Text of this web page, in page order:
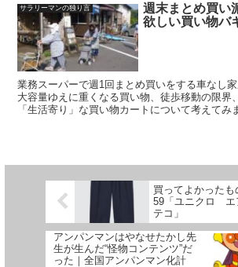
サラリーマンの独り言
週末まとめ買い
欲しい買い物バ
業務スーパーで週1回まとめ買いをする車なし家
大容量ゆえに重くなる買い物、徒歩移動の限界
「生活寄り」な買い物カートについて考えてみ
買ってよかったも
59「ユニクロ エ
テコ」
アンパンマンはやなせたかし先
生が生んだ“怪物コンテンツ”だ
った｜全国アンパンマン化計